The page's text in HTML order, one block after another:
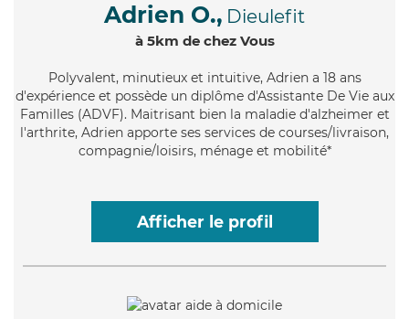
Adrien O., Dieulefit
à 5km de chez Vous
Polyvalent, minutieux et intuitive, Adrien a 18 ans
d'expérience et possède un diplôme d'Assistante De Vie aux
Familles (ADVF). Maitrisant bien la maladie d'alzheimer et
l'arthrite, Adrien apporte ses services de courses/livraison,
compagnie/loisirs, ménage et mobilité*
Afficher le profil